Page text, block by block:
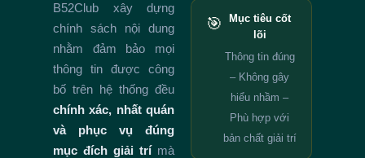
B52Club xây dựng
chính sách nội dung
nhằm đảm bảo mọi
thông tin được công
bố trên hệ thống đều
chính xác, nhất quán
và phục vụ đúng
mục đích giải trí mà
🎯
Mục tiêu cốt
lõi
Thông tin đúng
– Không gây
hiểu nhầm –
Phù hợp với
bản chất giải trí